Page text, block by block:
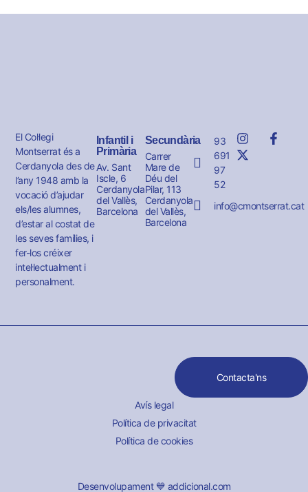
El Col·legi
Montserrat és a
Cerdanyola des de
l’any 1948 amb la
vocació d’ajudar
els/les alumnes,
d’estar al costat de
les seves famílies, i
fer-los créixer
intel·lectualment i
personalment.
Infantil i
Primària
Av. Sant
Iscle, 6
Cerdanyola
del Vallès,
Barcelona
Secundària
Carrer
Mare de
Déu del
Pilar, 113
Cerdanyola
del Vallès,
Barcelona
93
691
97
52
info@cmontserrat.cat
Contacta'ns
Avís legal
Política de privacitat
Política de cookies
Desenvolupament 💙 addicional.com